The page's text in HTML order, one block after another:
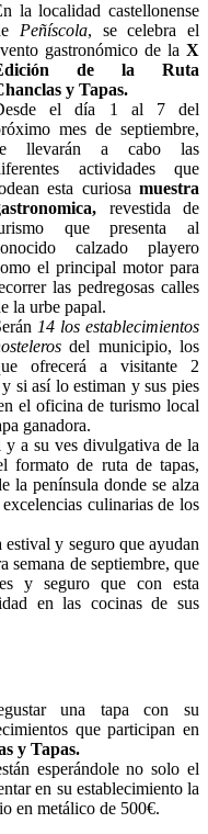
la localidad castellonense
Peñíscola, se celebra el
gastronómico de la X
de la Ruta
y Tapas.
el día 1 al 7 del
mes de septiembre,
llevarán a cabo las
actividades que
esta curiosa muestra
revestida de
que presenta al
calzado playero
el principal motor para
las pedregosas calles
la urbe papal.
14 los establecimientos
del municipio, los
ofrecerá a visitante 2
si así lo estiman y sus pies
el oficina de turismo local
ganadora.
y a su ves divulgativa de la
formato de ruta de tapas,
la península donde se alza
culinarias de los
y seguro que ayudan
semana de septiembre, que
y seguro que con esta
en las cocinas de sus
una tapa con su
que participan en
y Tapas.
esperándole no solo el
en su establecimiento la
en metálico de 500€.